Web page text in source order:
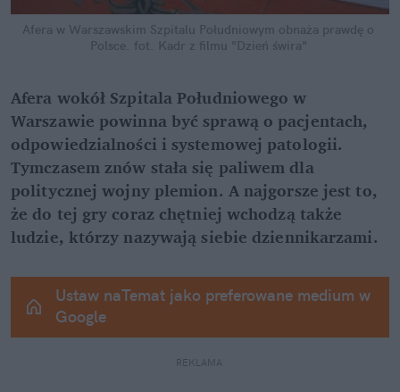
Afera w Warszawskim Szpitalu Południowym obnaża prawdę o
Polsce. fot. Kadr z filmu "Dzień świra"
Afera wokół Szpitala Południowego w
Warszawie powinna być sprawą o pacjentach,
odpowiedzialności i systemowej patologii.
Tymczasem znów stała się paliwem dla
politycznej wojny plemion. A najgorsze jest to,
że do tej gry coraz chętniej wchodzą także
ludzie, którzy nazywają siebie dziennikarzami.
Ustaw naTemat jako preferowane medium w
Google
REKLAMA